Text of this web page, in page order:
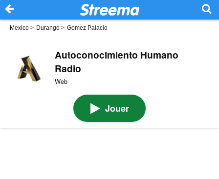
Mexico > Durango > Gomez Palacio
Autoconocimiento Humano
Radio
Web
Jouer